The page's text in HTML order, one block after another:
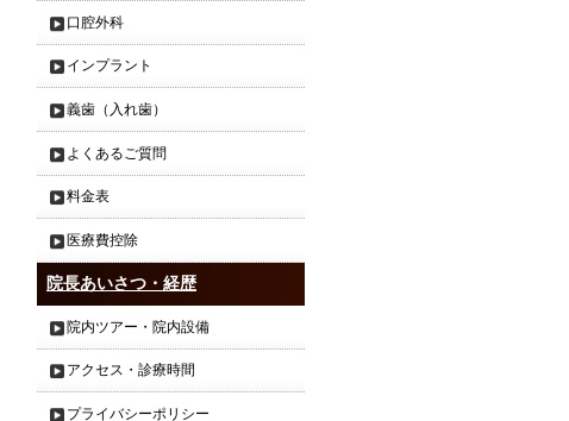
口腔外科
インプラント
義歯（入れ歯）
よくあるご質問
料金表
医療費控除
院長あいさつ・経歴
院内ツアー・院内設備
アクセス・診療時間
プライバシーポリシー